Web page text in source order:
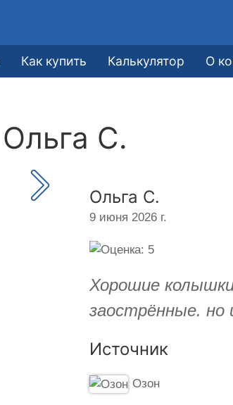
Как купить Калькулятор О
Ольга С.
Ольга С.
9 июня 2026 г.
Хорошие
заострённые. но
Источник
Озон